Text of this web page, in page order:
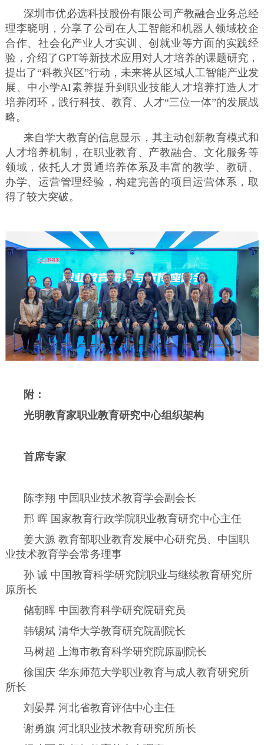
深圳市优必选科技股份有限公司产教融合业务总经
理李晓明，分享了公司在人工智能和机器人领域校企
合作、社会化产业人才实训、创就业等方面的实践经
验，介绍了GPT等新技术应用对人才培养的课题研究，
提出了“科教兴区”行动，未来将从区域人工智能产业发
展、中小学AI素养提升到职业技能人才培养打造人才
培养闭环，践行科技、教育、人才“三位一体”的发展战
略。
来自学大教育的信息显示，其主动创新教育模式和
人才培养机制，在职业教育、产教融合、文化服务等
领域，依托人才贯通培养体系及丰富的教学、教研、
办学、运营管理经验，构建完善的项目运营体系，取
得了较大突破。
附：
光明教育家职业教育研究中心组织架构
首席专家
陈李翔 中国职业技术教育学会副会长
邢 晖 国家教育行政学院职业教育研究中心主任
姜大源 教育部职业教育发展中心研究员、中国职
业技术教育学会常务理事
孙 诚 中国教育科学研究院职业与继续教育研究所
原所长
储朝晖 中国教育科学研究院研究员
韩锡斌 清华大学教育研究院副院长
马树超 上海市教育科学研究院原副院长
徐国庆 华东师范大学职业教育与成人教育研究所
所长
刘晏昇 河北省教育评估中心主任
谢勇旗 河北职业技术教育研究所所长